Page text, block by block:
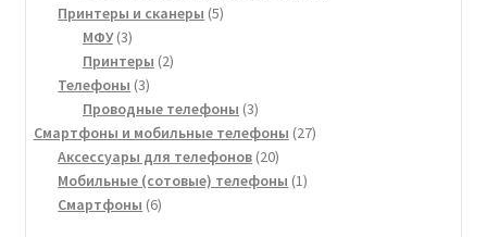
Принтеры и сканеры 55
МФУ 33
товара
Принтеры 22
Телефоны 33
товара
Проводные телефоны 33
товара
Смартфоны и мобильные телефоны 2727
Аксессуары для телефонов 2020
товаров
Мобильные (сотовые) телефоны 11
Смартфоны 66